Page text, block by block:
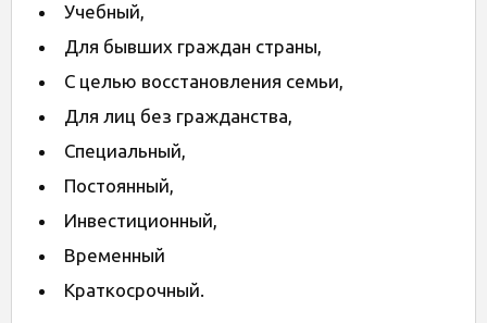
Учебный,
Для бывших граждан страны,
С целью восстановления семьи,
Для лиц без гражданства,
Специальный,
Постоянный,
Инвестиционный,
Временный
Краткосрочный.